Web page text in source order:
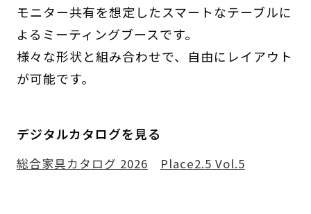
モニター共有を想定したスマートなテーブルに
よるミーティングブースです。
様々な形状と組み合わせで、自由にレイアウト
が可能です。
デジタルカタログを見る
総合家具カタログ 2026 Place2.5 Vol.5